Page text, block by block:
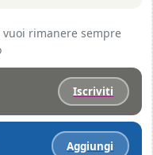
rimanere sempre
Iscriviti
Aggiungi